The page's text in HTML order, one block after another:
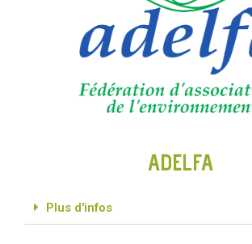
ADELFA
Plus d'infos